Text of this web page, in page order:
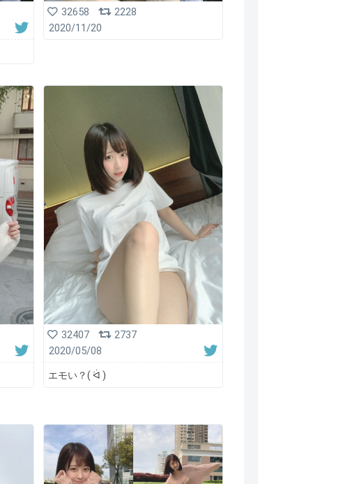
32658
2228
2020/11/20
32407
2737
2020/05/08
エモい？( ᐛ )